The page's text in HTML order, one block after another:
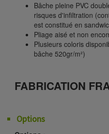
Bâche pleine PVC
risques d'infiltration
est constitué en
Pliage aisé et non
Plusieurs coloris
bâche 520gr/m²)
FABRICATION
Options